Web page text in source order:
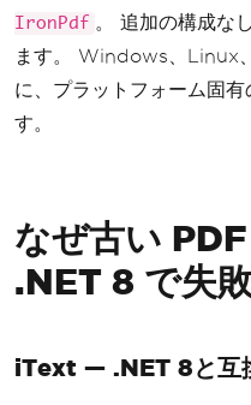
        td { padding: 10px; border-b
ottom: 1px solid
</style></
alue</
            <tr><td>Revenue</td><td>
$1.2M</
        </table>
IronPdf 。 追加の構成な
ます。 Windows、Linux
に、プラットフォーム固
す。
なぜ古い
.NET 8 で失
iText — .NET 8と互